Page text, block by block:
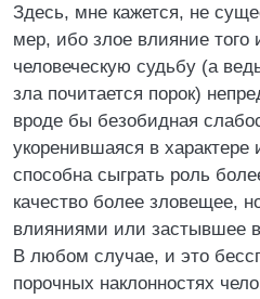
Здесь, мне кажется, не
мер, ибо злое влияние того
человеческую судьбу (а
зла почитается порок)
вроде бы безобидная
укоренившаяся в
способна сыграть роль
качество более зловещее,
влияниями или застывшее
В любом случае, и это
порочных наклонностях